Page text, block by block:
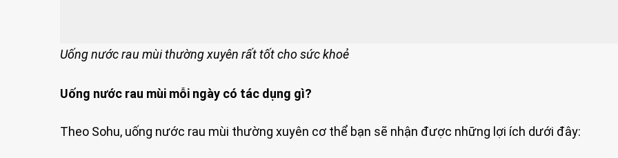
Uống nước rau mùi thường xuyên rất tốt cho sức khoẻ
Uống nước rau mùi mỗi ngày có tác dụng gì?
Theo Sohu, uống nước rau mùi thường xuyên cơ thể bạn sẽ nhận được những lợi ích dưới đây: